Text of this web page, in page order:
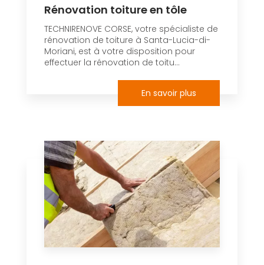
Rénovation toiture en tôle
TECHNIRENOVE CORSE, votre spécialiste de
rénovation de toiture à Santa-Lucia-di-
Moriani, est à votre disposition pour
effectuer la rénovation de toitu...
En savoir plus